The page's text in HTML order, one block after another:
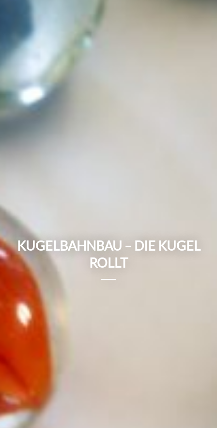
KUGELBAHNBAU – DIE KUGEL
ROLLT